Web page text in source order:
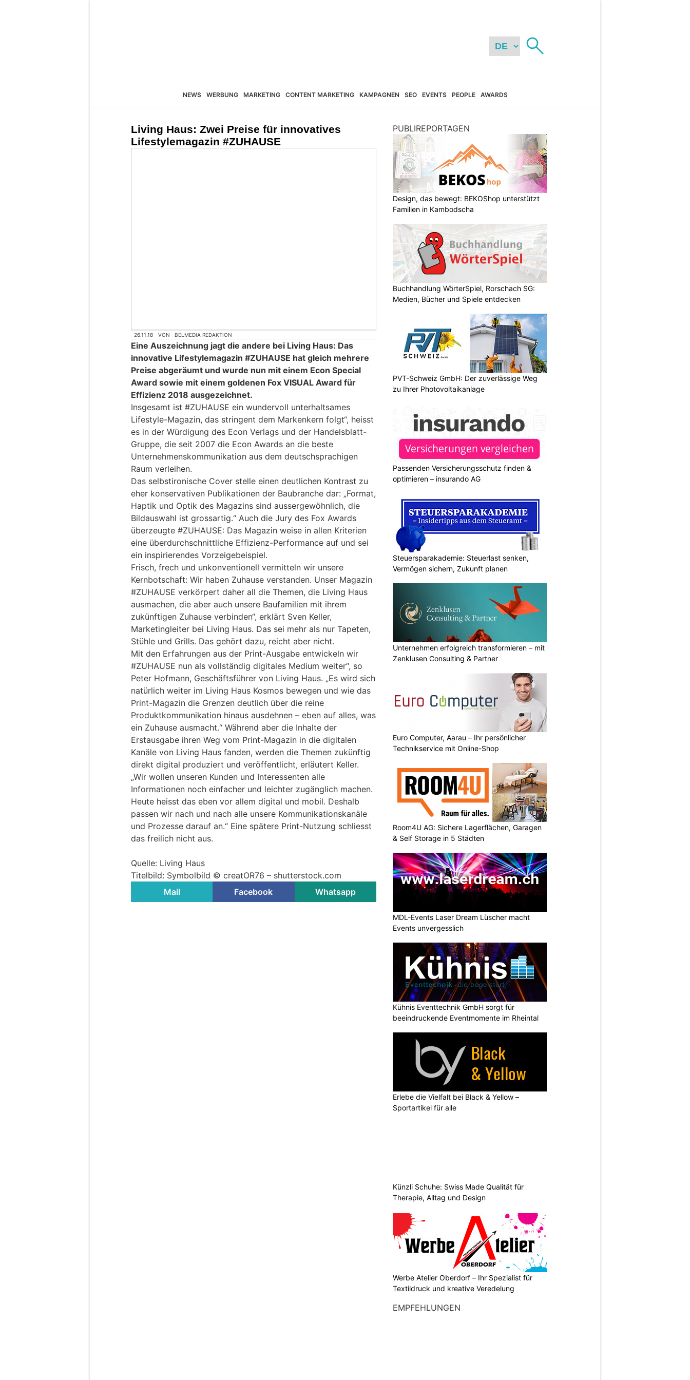
NEWS WERBUNG MARKETING CONTENT MARKETING KAMPAGNEN SEO EVENTS PEOPLE AWARDS
Living Haus: Zwei Preise für innovatives
Lifestylemagazin #ZUHAUSE
26.11.18 VON BELMEDIA REDAKTION
Eine Auszeichnung jagt die andere bei Living Haus: Das
innovative Lifestylemagazin #ZUHAUSE hat gleich mehrere
Preise abgeräumt und wurde nun mit einem Econ Special
Award sowie mit einem goldenen Fox VISUAL Award für
Effizienz 2018 ausgezeichnet.
Insgesamt ist #ZUHAUSE ein wundervoll unterhaltsames
Lifestyle-Magazin, das stringent dem Markenkern folgt“, heisst
es in der Würdigung des Econ Verlags und der Handelsblatt-
Gruppe, die seit 2007 die Econ Awards an die beste
Unternehmenskommunikation aus dem deutschsprachigen
Raum verleihen.
Das selbstironische Cover stelle einen deutlichen Kontrast zu
eher konservativen Publikationen der Baubranche dar: „Format,
Haptik und Optik des Magazins sind aussergewöhnlich, die
Bildauswahl ist grossartig.“ Auch die Jury des Fox Awards
überzeugte #ZUHAUSE: Das Magazin weise in allen Kriterien
eine überdurchschnittliche Effizienz-Performance auf und sei
ein inspirierendes Vorzeigebeispiel.
Frisch, frech und unkonventionell vermitteln wir unsere
Kernbotschaft: Wir haben Zuhause verstanden. Unser Magazin
#ZUHAUSE verkörpert daher all die Themen, die Living Haus
ausmachen, die aber auch unsere Baufamilien mit ihrem
zukünftigen Zuhause verbinden“, erklärt Sven Keller,
Marketingleiter bei Living Haus. Das sei mehr als nur Tapeten,
Stühle und Grills. Das gehört dazu, reicht aber nicht.
Mit den Erfahrungen aus der Print-Ausgabe entwickeln wir
#ZUHAUSE nun als vollständig digitales Medium weiter“, so
Peter Hofmann, Geschäftsführer von Living Haus. „Es wird sich
natürlich weiter im Living Haus Kosmos bewegen und wie das
Print-Magazin die Grenzen deutlich über die reine
Produktkommunikation hinaus ausdehnen – eben auf alles, was
ein Zuhause ausmacht.“ Während aber die Inhalte der
Erstausgabe ihren Weg vom Print-Magazin in die digitalen
Kanäle von Living Haus fanden, werden die Themen zukünftig
direkt digital produziert und veröffentlicht, erläutert Keller.
„Wir wollen unseren Kunden und Interessenten alle
Informationen noch einfacher und leichter zugänglich machen.
Heute heisst das eben vor allem digital und mobil. Deshalb
passen wir nach und nach alle unsere Kommunikationskanäle
und Prozesse darauf an.“ Eine spätere Print-Nutzung schliesst
das freilich nicht aus.
Quelle: Living Haus
Titelbild: Symbolbild © creatOR76 – shutterstock.com
Mail
Facebook Whatsapp
PUBLIREPORTAGEN
Design, das bewegt: BEKOShop unterstützt
Familien in Kambodscha
Buchhandlung WörterSpiel, Rorschach SG:
Medien, Bücher und Spiele entdecken
PVT-Schweiz GmbH: Der zuverlässige Weg
zu Ihrer Photovoltaikanlage
Passenden Versicherungsschutz finden &
optimieren – insurando AG
Steuersparakademie: Steuerlast senken,
Vermögen sichern, Zukunft planen
Unternehmen erfolgreich transformieren – mit
Zenklusen Consulting & Partner
Euro Computer, Aarau – Ihr persönlicher
Technikservice mit Online-Shop
Room4U AG: Sichere Lagerflächen, Garagen
& Self Storage in 5 Städten
MDL-Events Laser Dream Lüscher macht
Events unvergesslich
Kühnis Eventtechnik GmbH sorgt für
beeindruckende Eventmomente im Rheintal
Erlebe die Vielfalt bei Black & Yellow –
Sportartikel für alle
Künzli Schuhe: Swiss Made Qualität für
Therapie, Alltag und Design
Werbe Atelier Oberdorf – Ihr Spezialist für
Textildruck und kreative Veredelung
EMPFEHLUNGEN